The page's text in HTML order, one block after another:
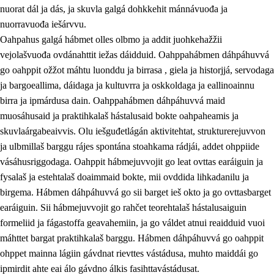
2.2 Gealbu fágain
2.3 Vuođđogálggat
2.4 Oahppat oahppat
Fágaidrasttideaddji fáttát
nuorat dál ja dás, ja skuvla galgá dohkkehit mánnávuođa ja
nuorravuođa iešárvvu.
Oahpahus galgá hábmet olles olbmo ja addit juohkehažžii
vejolašvuođa ovdánahttit iežas dáidduid. Oahppahábmen dáhpáhuvvá
go oahppit ožžot máhtu luonddu ja birrasa , giela ja historjjá, servodaga
ja bargoeallima, dáidaga ja kultuvrra ja oskkoldaga ja eallinoainnu
birra ja ipmárdusa dain. Oahppahábmen dáhpáhuvvá maid
muosáhusaid ja praktihkalaš hástalusaid bokte oahpaheamis ja
skuvlaárgabeaivvis. Olu iešguđetlágán aktivitehtat, strukturerejuvvon
ja ulbmillaš barggu rájes spontána stoahkama rádjái, addet ohppiide
vásáhusriggodaga. Oahppit hábmejuvvojit go leat ovttas earáiguin ja
fysalaš ja estehtalaš doaimmaid bokte, mii ovddida lihkadanilu ja
birgema. Hábmen dáhpáhuvvá go sii barget ieš okto ja go ovttasbarget
earáiguin. Sii hábmejuvvojit go rahčet teorehtalaš hástalusaiguin
formeliid ja fágastoffa geavahemiin, ja go váldet atnui reaidduid vuoi
máhttet bargat praktihkalaš barggu. Hábmen dáhpáhuvvá go oahppit
ohppet mainna lágiin gávdnat rievttes vástádusa, muhto maiddái go
ipmirdit ahte eai álo gávdno álkis fasihttavástádusat.